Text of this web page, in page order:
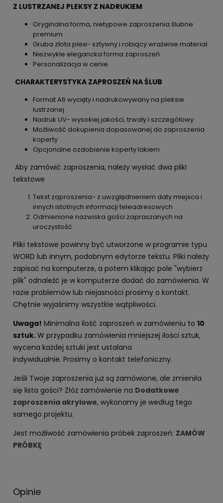
Z LUSTRZANEJ PLEKSY Z NADRUKIEM
Oryginalna forma, nietypowe zaproszenia ślubne
premium
Gruba złota plexi- sztywny i robiący wrażenie materiał.
Niezwykle elegancka forma zaproszeń.
Personalizacja w cenie
CHARAKTERYSTYKA ZAPROSZEŃ NA ŚLUB
Format A6 wycięty i nadrukowywany na pleksie
lustrzanej
Nadruk UV- wysokiej jakości, trwały i szczegółowy
Możliwość dokupienia dopasowanej do zaproszenia
koperty
Opcjonalne ozdobienie koperty lakiem
Aby zamówić zaproszenia, należy wysłać dwa pliki
tekstowe
Tekst zaproszenia- z uwzględnieniem daty miejsca i
innych istotnych informacji teleadresowych
Odmienione nazwiska gości zapraszanych na
uroczystość.
Pliki tekstowe powinny być utworzone w programie typu
WORD lub innym, podobnym edytorze tekstu. Pliki należy
zapisać na komputerze, a potem klikając pole "wybierz
plik" odnaleźć je w komputerze dodać do zamówienia. W
razie problemów lub niejasności prosimy o kontakt.
Chętnie wyjaśnimy wszystkie wątpliwości.
Uwaga! Minimalna ilość zaproszeń w zamówieniu to 10
sztuk.W przypadku zamówienia mniejszej ilości sztuk,
wycena każdej sztuki jest ustalana
indywidualnie. Prosimy o kontakt telefoniczny.
Jeśli Twoje zaproszenia już są zamówione, ale zmieniła
się lista gości? Złóż zamówienie na Dodatkowe
zaproszenia akrylowe, wykonamy je według tego
samego projektu.
Jest możliwość zamówienia próbek zaproszeń: ZAMÓW
PRÓBKĘ
Opinie